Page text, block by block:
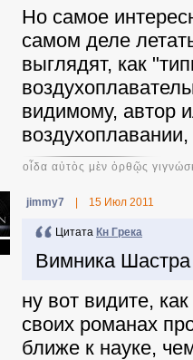
Но самое
самом деле
выглядят, как
видимому, автор
οἶδα αὐτὸς μὲν ὀρθῷς
jimmy7 15 Июл 2011
Цитата Кн Грека
Вимника Шастра
ну вот видите,
своих романах
ближе к науке,